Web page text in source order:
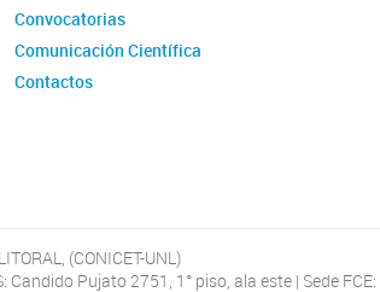
institucionalización,
internacionalización y
Convocatorias
Comunicación Científica
Contactos
(CONICET-UNL)
Candido Pujato 2751, 1° piso, ala este | Sede